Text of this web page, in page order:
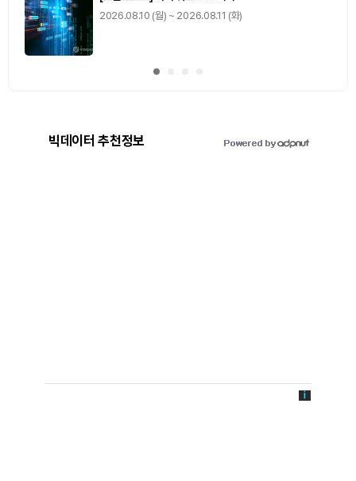
2026.08.10 (월) ~ 2026.08.11 (화)
빅데이터 추천정보